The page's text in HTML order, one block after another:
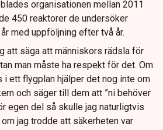
organisationen mellan 2011
450 reaktorer de undersöker
med uppföljning efter två år.
att säga att människors rädsla för
man måste ha respekt för det. Om
ett flygplan hjälper det nog inte om
och säger till dem att ”ni behöver
egen del så skulle jag naturligtvis
jag trodde att säkerheten var